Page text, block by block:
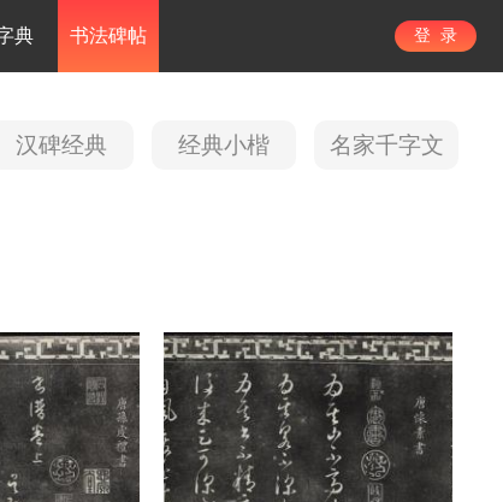
典 书法碑帖 登 录
汉碑经典 经典小楷 名家千字文